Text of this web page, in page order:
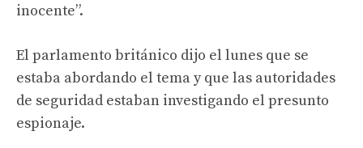
inocente”.
El parlamento británico dijo el lunes que se
estaba abordando el tema y que las autoridades
de seguridad estaban investigando el presunto
espionaje.